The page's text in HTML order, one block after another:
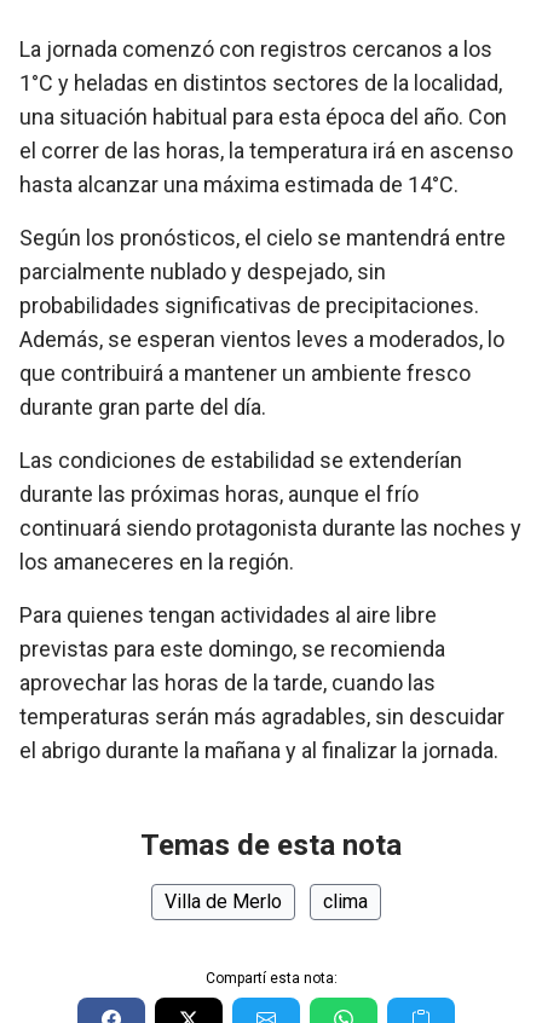
La jornada comenzó con registros cercanos a los
1°C y heladas en distintos sectores de la localidad,
una situación habitual para esta época del año. Con
el correr de las horas, la temperatura irá en ascenso
hasta alcanzar una máxima estimada de 14°C.
Según los pronósticos, el cielo se mantendrá entre
parcialmente nublado y despejado, sin
probabilidades significativas de precipitaciones.
Además, se esperan vientos leves a moderados, lo
que contribuirá a mantener un ambiente fresco
durante gran parte del día.
Las condiciones de estabilidad se extenderían
durante las próximas horas, aunque el frío
continuará siendo protagonista durante las noches y
los amaneceres en la región.
Para quienes tengan actividades al aire libre
previstas para este domingo, se recomienda
aprovechar las horas de la tarde, cuando las
temperaturas serán más agradables, sin descuidar
el abrigo durante la mañana y al finalizar la jornada.
Temas de esta nota
Villa de Merlo clima
Compartí esta nota: